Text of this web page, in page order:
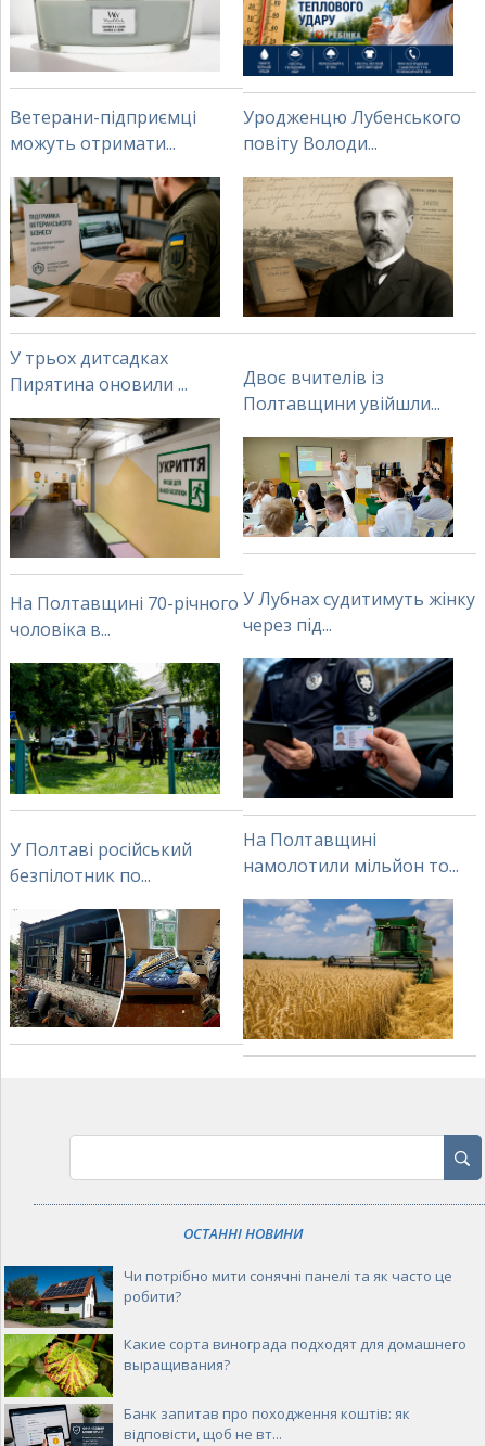
Ветерани-підприємці
можуть отримати...
Уродженцю Лубенського
повіту Володи...
У трьох дитсадках
Пирятина оновили ...
Двоє вчителів із
Полтавщини увійшли...
На Полтавщині 70-річного
чоловіка в...
У Лубнах судитимуть жінку
через під...
У Полтаві російський
безпілотник по...
На Полтавщині
намолотили мільйон то...
ОСТАННІ НОВИНИ
Чи потрібно мити сонячні панелі та як часто це
робити?
Какие сорта винограда подходят для домашнего
выращивания?
Банк запитав про походження коштів: як
відповісти, щоб не вт...